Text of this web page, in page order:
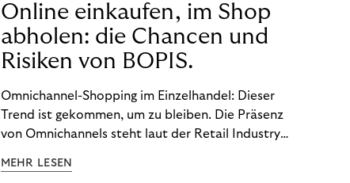
Online einkaufen, im Shop
abholen: die Chancen und
Risiken von BOPIS.
Omnichannel-Shopping im Einzelhandel: Dieser
Trend ist gekommen, um zu bleiben. Die Präsenz
von Omnichannels steht laut der Retail Industry
nicht mehr verzichtet werden kann. Ein fester
MEHR LESEN